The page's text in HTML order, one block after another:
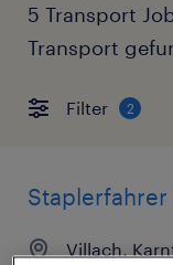
5 Transport
Transport
Filter 2
Villach,